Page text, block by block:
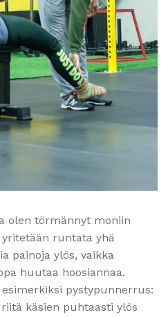
olen törmännyt moniin
runtata yhä
painoja ylös, vaikka
huutaa hoosiannaa.
pystypunnerrus:
käsien puhtaasti ylös